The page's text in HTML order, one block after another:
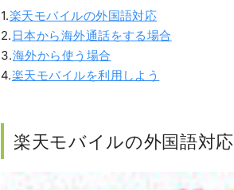
1.楽天モバイルの外国語対応
2. 日本から海外通話をする場合
3.海外から使う場合
4.楽天モバイルを利用しよう
楽天モバイルの外国語対応